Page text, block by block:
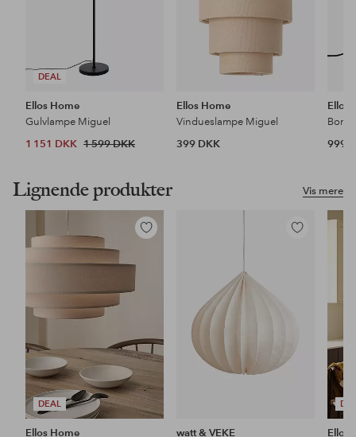
DEAL
Ellos Home
Gulvlampe Miguel
1 151 DKK 1 599 DKK
Ellos Home
Vindueslampe Miguel
399 DKK
Ellos
999
Vis mere
Lignende produkter
DEAL
Tilføj
favoritter
Ellos Home
Tilføj
watt & VEKE Ellos